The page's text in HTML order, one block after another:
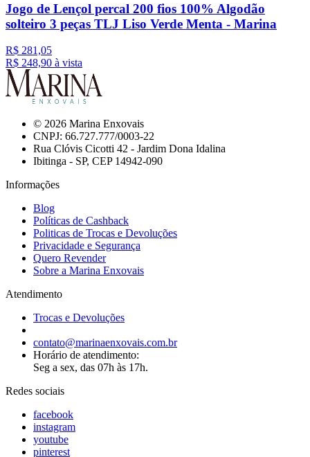
Jogo de Lençol percal 200 fios 100% Algodão
solteiro 3 peças TLJ Liso Verde Menta - Marina
R$ 281,05
R$ 248,90 à vista
© 2026 Marina Enxovais
CNPJ: 66.727.777/0003-22
Rua Clóvis Cicotti 42 - Jardim Dona Idalina
Ibitinga - SP, CEP 14942-090
Informações
Blog
Políticas de Cashback
Politicas de Trocas e Devoluções
Privacidade e Segurança
Quero Revender
Sobre a Marina Enxovais
Atendimento
Trocas e Devoluções
contato@marinaenxovais.com.br
Horário de atendimento:
Seg a sex, das 07h às 17h.
Redes sociais
facebook
instagram
youtube
pinterest